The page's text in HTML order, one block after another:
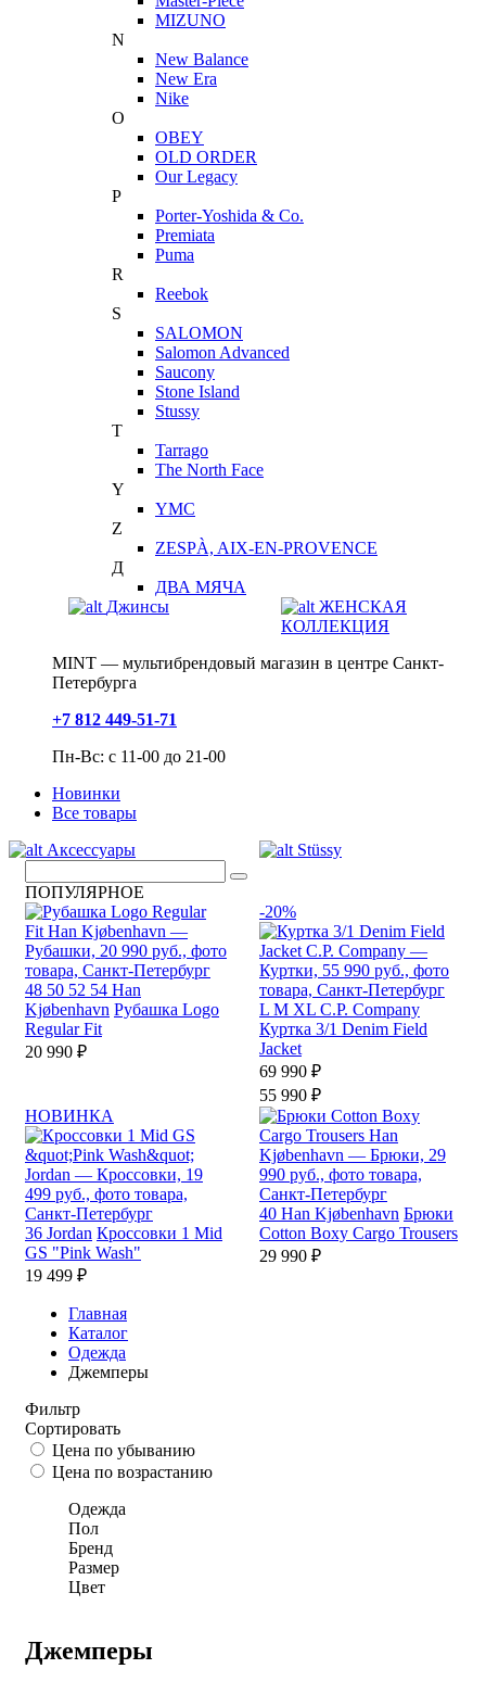
MIZUNO
N
New Balance
New Era
Nike
O
OBEY
OLD ORDER
Our Legacy
P
Porter-Yoshida & Co.
Premiata
Puma
R
Reebok
S
SALOMON
Salomon Advanced
Saucony
Stone Island
Stussy
T
Tarrago
The North Face
Y
YMC
Z
ZESPÀ, AIX-EN-PROVENCE
Д
ДВА МЯЧА
Джинсы
ЖЕНСКАЯ
КОЛЛЕКЦИЯ
MINT — мультибрендовый магазин в центре Санкт-
Петербурга
+7 812 449-51-71
Пн-Вс: с 11-00 до 21-00
Новинки
Все товары
Аксессуары
Stüssy
ПОПУЛЯРНОЕ
48 50 52 54 Han
Kjøbenhavn Рубашка Logo
Regular Fit
20 990 ₽
-20%
L M XL C.P. Company
Куртка 3/1 Denim Field
Jacket
69 990 ₽
55 990 ₽
НОВИНКА
36 Jordan Кроссовки 1 Mid
GS "Pink Wash"
19 499 ₽
40 Han Kjøbenhavn Брюки
Cotton Boxy Cargo Trousers
29 990 ₽
Главная
Каталог
Одежда
Джемперы
Фильтр
Сортировать
Цена по убыванию
Цена по возрастанию
Одежда
Пол
Бренд
Размер
Цвет
Джемперы